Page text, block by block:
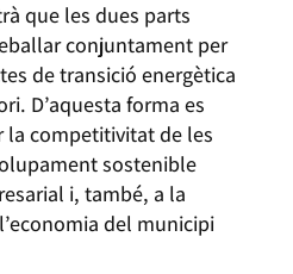
que les dues parts
conjuntament per
de transició energètica
D’aquesta forma es
competitivitat de les
sostenible
i, també, a la
del municipi